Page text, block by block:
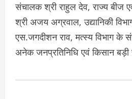
संचालक श्री राहुल देव, राज्य बीज
श्री अजय अग्रवाल, उद्यानिकी
एस.जगदीशन राव, मत्स्य विभाग के
अनेक जनप्रतिनिधि एवं किसान